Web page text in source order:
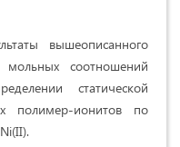
вышеописанного
мольных соотношений
статической
полимер-ионитов по